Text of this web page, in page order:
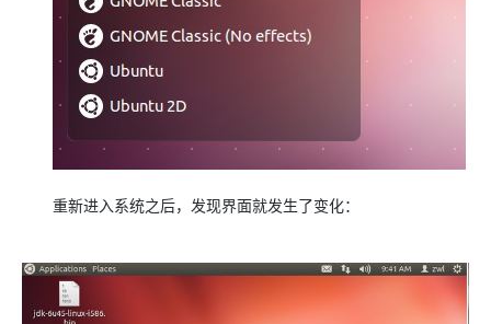
重新进入系统之后，发现界面就发生了变化：